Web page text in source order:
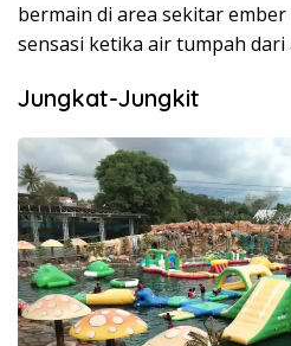
bermain di area sekitar
sensasi ketika air tumpah dari
Jungkat-Jungkit